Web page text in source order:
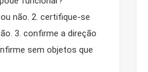
não. 2. certifique-se
3. confirme a direção
sem objetos que